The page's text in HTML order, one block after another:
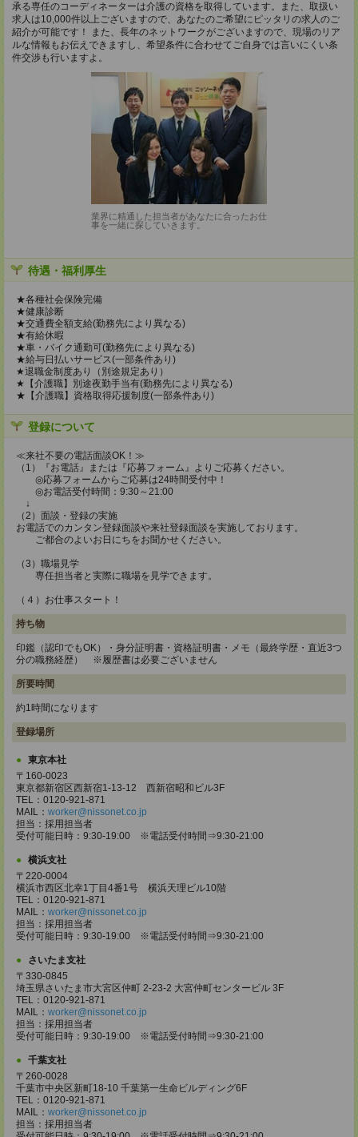
承る専任のコーディネーターは介護の資格を取得しています。また、取扱い
求人は10,000件以上ございますので、あなたのご希望にピッタリの求人のご
紹介が可能です！ また、長年のネットワークがございますので、現場のリア
ルな情報もお伝えできますし、希望条件に合わせてご自身では言いにくい条
件交渉も行いますよ。
業界に精通した担当者があなたに合ったお仕
事を一緒に探していきます。
待遇・福利厚生
★各種社会保険完備
★健康診断
★交通費全額支給(勤務先により異なる)
★有給休暇
★車・バイク通勤可(勤務先により異なる)
★給与日払いサービス(一部条件あり)
★退職金制度あり（別途規定あり）
★【介護職】別途夜勤手当有(勤務先により異なる)
★【介護職】資格取得応援制度(一部条件あり)
登録について
≪来社不要の電話面談OK！≫
（1）『お電話』または『応募フォーム』よりご応募ください。
◎応募フォームからご応募は24時間受付中！
◎お電話受付時間：9:30～21:00
↓
（2）面談・登録の実施
お電話でのカンタン登録面談や来社登録面談を実施しております。
ご都合のよいお日にちをお聞かせください。
（3）職場見学
専任担当者と実際に職場を見学できます。
（４）お仕事スタート！
持ち物
印鑑（認印でもOK）・身分証明書・資格証明書・メモ（最終学歴・直近3つ
分の職務経歴） ※履歴書は必要ございません
所要時間
約1時間になります
登録場所
東京本社
〒160-0023
東京都新宿区西新宿1-13-12 西新宿昭和ビル3F
TEL：0120-921-871
MAIL： worker@nissonet.co.jp
担当：採用担当者
受付可能日時：9:30-19:00 ※電話受付時間⇒9:30-21:00
横浜支社
〒220-0004
横浜市西区北幸1丁目4番1号 横浜天理ビル10階
TEL：0120-921-871
MAIL： worker@nissonet.co.jp
担当：採用担当者
受付可能日時：9:30-19:00 ※電話受付時間⇒9:30-21:00
さいたま支社
〒330-0845
埼玉県さいたま市大宮区仲町 2-23-2 大宮仲町センタービル 3F
TEL：0120-921-871
MAIL： worker@nissonet.co.jp
担当：採用担当者
受付可能日時：9:30-19:00 ※電話受付時間⇒9:30-21:00
千葉支社
〒260-0028
千葉市中央区新町18-10 千葉第一生命ビルディング6F
TEL：0120-921-871
MAIL： worker@nissonet.co.jp
担当：採用担当者